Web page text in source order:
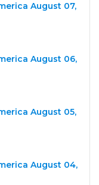
August 07,
August 06,
August 05,
August 04,